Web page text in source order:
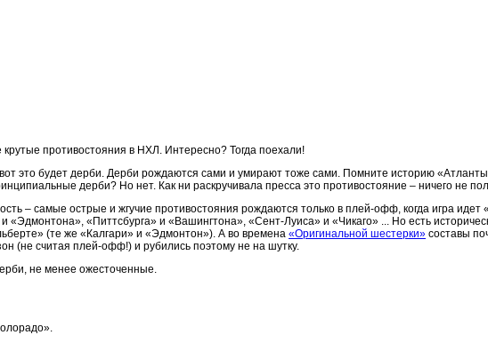
противостояния в НХЛ. Интересно? Тогда поехали!
вот это будет дерби. Дерби рождаются сами и умирают тоже сами. Помните историю
дерби? Но нет. Как ни раскручивала пресса это противостояние – ничего не
– самые острые и жгучие противостояния рождаются только в плей-офф, когда игра идет
«Эдмонтона», «Питтсбурга» и «Вашингтона», «Сент-Луиса» и «Чикаго» ... Но есть
(те же «Калгари» и «Эдмонтон»). А во времена «Оригинальной шестерки» составы
(не считая плей-офф!) и рубились поэтому не на шутку.
не менее ожесточенные.